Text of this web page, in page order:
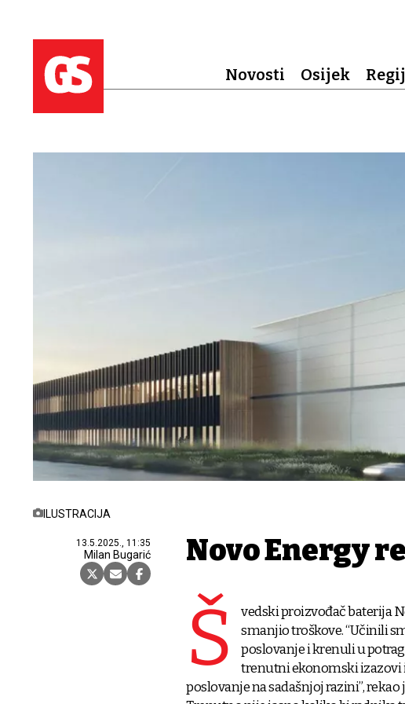
Novosti Osijek
ILUSTRACIJA
13.5.2025., 11:35
Milan Bugarić Novo Energy
Š
vedski proizvođač baterija
smanjio troškove. “Učinili
poslovanje i krenuli u
trenutni ekonomski izazovi
poslovanje na sadašnjoj razini”,